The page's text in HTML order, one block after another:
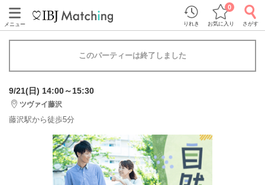
メニュー りれき お気に入り
0
さがす
このパーティーは終了しました
9/21(日) 14:00～15:30
ツヴァイ藤沢
藤沢駅から徒歩5分